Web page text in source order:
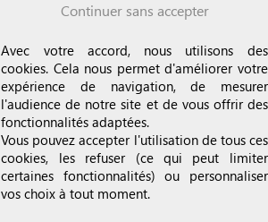
Avec votre accord, nous utilisons des
cookies. Cela nous permet d'améliorer votre
expérience de navigation, de mesurer
l'audience de notre site et de vous offrir des
fonctionnalités adaptées.
Vous pouvez accepter l'utilisation de tous ces
cookies, les refuser (ce qui peut limiter
certaines fonctionnalités) ou personnaliser
vos choix à tout moment.
Continuer sans accepter
employés et des
possibles, qui
les arcanes du
terrorisme et mieux le
Ajouter à Google
Conférence
date📖🎤
Dimanche 1er
Tou Bichvat🍽
Dimanche 8
Tripoli-Blues de
Dimanche 1er
Tombola
la Sénatrice
présentera la
son livre
terrorisme et
organisée".
6286 817, BIC :
MDA"
Un reçu Cerfa sera
Informations auprès
0611 617 617
ACTUALITÉS
A PROPOS DU CCEEE
» Qui sommes-nous ?
» Contactez-nous